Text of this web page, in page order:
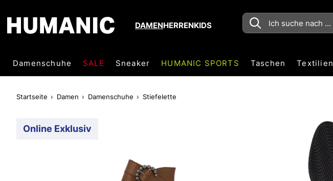
DAMENHERRENKIDS
Damenschuhe SALE Sneaker HUMANIC SPORTS Taschen Textilien
Startseite Damen Damenschuhe Stiefelette
Online Exklusiv